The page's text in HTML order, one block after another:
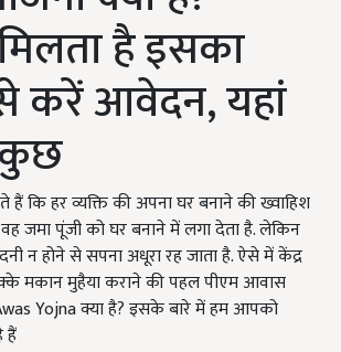
है इसका
करें आवेदन, यहां
कि हर व्यक्ति की अपना घर बनाने की ख्वाहिश
वह जमा पूंजी को घर बनाने में लगा देता है. लेकिन
न होने से सपना अधूरा रह जाता है. ऐसे में केंद्र
मकान मुहैया कराने की पहल पीएम आवास
Yojna क्या है? इसके बारे में हम आपको
हैं